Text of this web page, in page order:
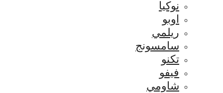
نوكيا
اوبو
ريلمي
سامسونج
تكنو
فيفو
شاومي